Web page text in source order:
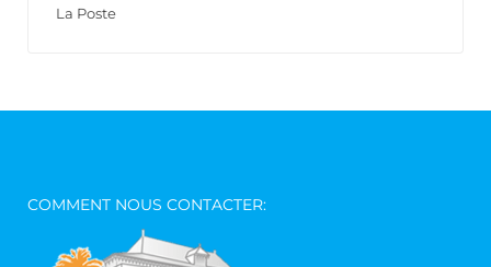
La Poste
COMMENT NOUS CONTACTER: